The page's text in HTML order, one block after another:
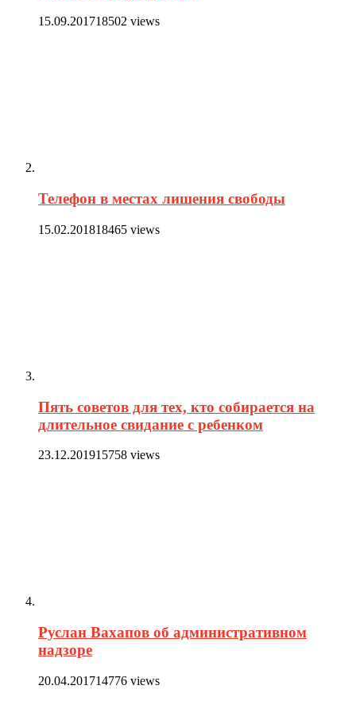
15.09.201718502 views
Телефон в местах лишения свободы
15.02.201818465 views
Пять советов для тех, кто собирается на
длительное свидание с ребенком
23.12.201915758 views
Руслан Вахапов об административном
надзоре
20.04.201714776 views